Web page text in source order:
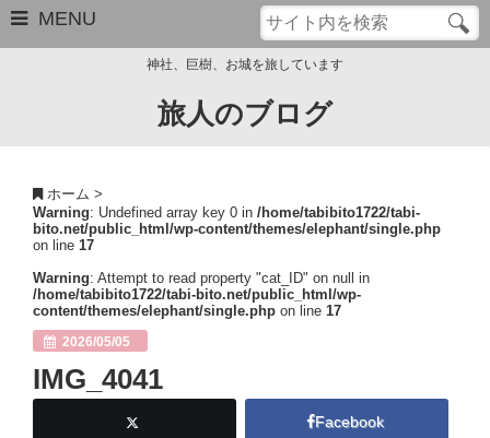
MENU
サイトマップ
Close
神社、巨樹、お城を旅しています
旅人のブログ
ホーム >
Warning: Undefined array key 0 in /home/tabibito1722/tabi-
bito.net/public_html/wp-content/themes/elephant/single.php
on line 17
Warning: Attempt to read property "cat_ID" on null in
/home/tabibito1722/tabi-bito.net/public_html/wp-
content/themes/elephant/single.php on line 17
2026/05/05
IMG_4041
Facebook